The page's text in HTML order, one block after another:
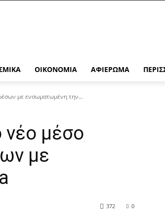
ΟΙΚΟΝΟΜΊΑ ΑΦΙΈΡΩΜΑ
με ενσωματωμένη την...
νέο μέσο
με
0
372